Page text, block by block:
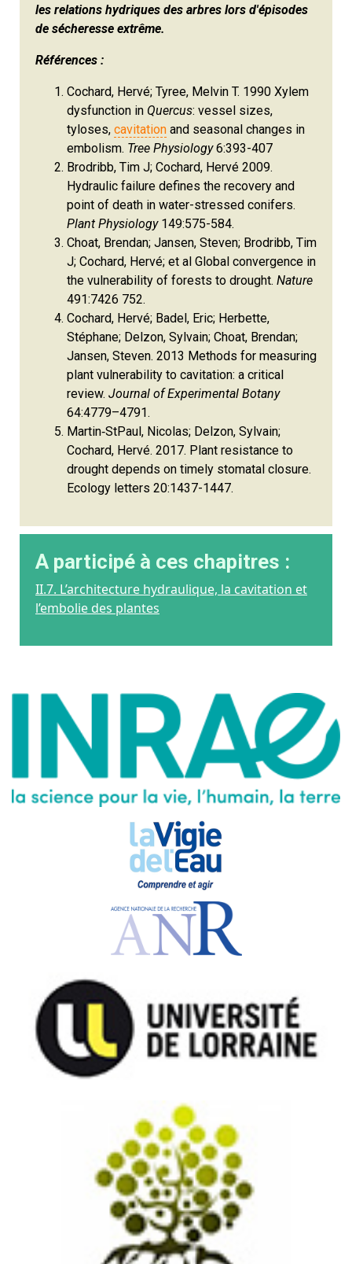
les relations hydriques des arbres lors d'épisodes
de sécheresse extrême.
Références :
Cochard, Hervé; Tyree, Melvin T. 1990 Xylem
dysfunction in Quercus: vessel sizes,
tyloses, cavitation and seasonal changes in
embolism. Tree Physiology6:393-407
Brodribb, Tim J; Cochard, Hervé 2009.
Hydraulic failure defines the recovery and
point of death in water-stressed conifers.
Plant Physiology149:575-584.
Choat, Brendan; Jansen, Steven; Brodribb, Tim
J; Cochard, Hervé; et al Global convergence in
the vulnerability of forests to drought. Nature
491:7426 752.
Cochard, Hervé; Badel, Eric; Herbette,
Stéphane; Delzon, Sylvain; Choat, Brendan;
Jansen, Steven. 2013 Methods for measuring
plant vulnerability to cavitation: a critical
review. Journal of Experimental Botany
64:4779–4791.
Martin‐StPaul, Nicolas; Delzon, Sylvain;
Cochard, Hervé. 2017. Plant resistance to
drought depends on timely stomatal closure.
Ecology letters 20:1437-1447.
A participé à ces chapitres :
II.7. L’architecture hydraulique, la cavitation et
l’embolie des plantes